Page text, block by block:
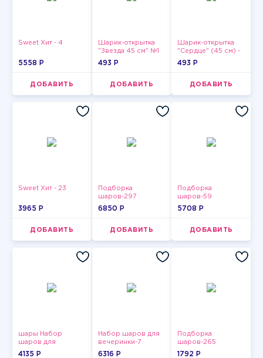
Sweet Хит - 4
5558 P
ДОБАВИТЬ
Шарик-открытка
"Звезда 45 см" №1
493 P
ДОБАВИТЬ
Шарик-открытка
"Сердце" (45 см) -
2
493 P
ДОБАВИТЬ
Sweet Хит - 23
3965 P
ДОБАВИТЬ
Подборка
шаров-297
6850 P
ДОБАВИТЬ
Подборка
шаров-59
5708 P
ДОБАВИТЬ
шары Набор
шаров для
девушки-4
4135 P
Набор шаров для
вечеринки-7
6316 P
Подборка
шаров-265
1792 P